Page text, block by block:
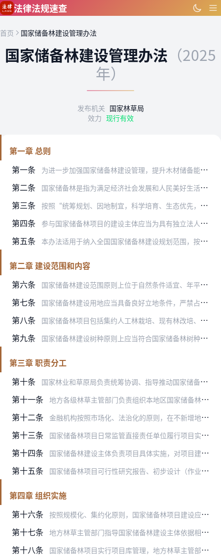
跳到主要内容
法律法规速查
首页 国家储备林建设管理办法
国家储备林建设管理办法 （2025
年）
发布机关 国家林草局
效力 现行有效
第一章 总则
第一条
为进一步加强国家储备林建设管理，提升木材储备能力，制定本办法。
第二条 国家储备林是指为满足经济社会发展和人民美好生活对优质木材以及中长期战略储备的需要，在自然条件适宜区域，通过集约人工林栽培、现有林改培、中幼林抚育等措施，营造和培…
第三条 按照“统筹规划、因地制宜，科学培育、生态优先，政府引导、市场运作”原则，国家通过利用中央资金、金融贷款鼓励和支持国家储备林项目建设。
第四条 参与国家储备林项目的建设主体应当为具有独立法人资格的企事业单位、集体经济组织、林业专业合作社等，并自觉接受有关部门监督管理。
第五条 本办法适用于纳入全国国家储备林建设规划范围，按照国家储备林建设相关政策和技术规定，利用中央资金或金融贷款开展的国家储备林项目及其监督管理。
第二章 建设范围和内容
第六条
国家储备林建设范围原则上位于自然条件适宜、年平均降水量600毫米以上地区的适应区域。
第七条 国家储备林建设用地应当具备良好立地条件，严禁占用各类自然保护地、草地、重要湿地、野生动物栖息地、野生植物保护点、耕地、国家级公益林，以及生态保护红线内和国家法律…
第八条 国家储备林项目包括集约人工林栽培、现有林改培、中幼林抚育等营造林活动，配套产业以及基础设施建设，具体按照相关技术规程执行，所形成的国家储备林资源，应当根据国家需…
第九条 国家储备林建设树种原则上应当符合国家储备林树种目录要求，鼓励培育乡土树种、珍贵树种、防火树种。
第三章 职责分工
第十条
国家林业和草原局负责统筹协调、指导推动国家储备林建设工作，会同有关部门制定全国国家储备林建设规划、政策制度、技术标准，作为国家储备林项目审查、实施、验收和评价的…
第十一条 地方各级林草主管部门负责组织本地区国家储备林项目，指导国家储备林建设实施，协调落实相关支持政策，动态掌握项目建设执行情况，定期复查建设成果，履行本行政区域国家储…
第十二条 金融机构按照市场化、法治化的原则，在不新增地方政府隐性债务的前提下，为国家储备林建设及相关活动提供信贷支持，开展前期评估审查，办理项目贷款业务，审慎预测项目的未…
第十三条 国家储备林项目日常监管直接责任单位履行项目实施、建设管理、资金使用、信息填报等重点环节的日常监管，督促建设主体规范项目资金管理，对项目的真实性、规范性负责，承担…
第十四条 国家储备林建设主体负责项目具体实施，对项目建设质量、资金规范使用和生产安全，承担主体责任。
第十五条 国家储备林项目可行性研究报告、初步设计（作业设计）编制单位应当严格按照相关政策和技术规定开展咨询业务，对咨询成果质量负责。
第四章 组织实施
第十六条
按照规模化、集约化原则，国家储备林项目建设应当统筹区域林业资源，以地级市地理单元规模组织、申报和实施。
第十七条 地方林草主管部门指导国家储备林建设主体依据相关法律法规、全国国家储备林建设规划等要求，编制项目可行性研究报告，编制格式、内容和深度应当达到规定要求。建设用地合规…
第十八条 国家储备林项目实行项目库管理，地方林草主管部门指导建设主体在国家储备林项目库在线管理平台中填报入库材料，逐级报送省级林草主管部门审查，主要审查建设目标合理性、建…